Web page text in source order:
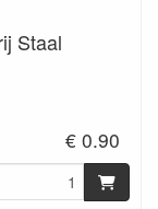
Staal
€ 0.90